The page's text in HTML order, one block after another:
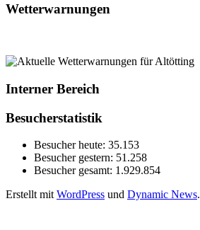
Wetterwarnungen
Interner Bereich
Besucherstatistik
Besucher heute: 35.153
Besucher gestern: 51.258
Besucher gesamt: 1.929.854
Erstellt mitWordPress und Dynamic News.